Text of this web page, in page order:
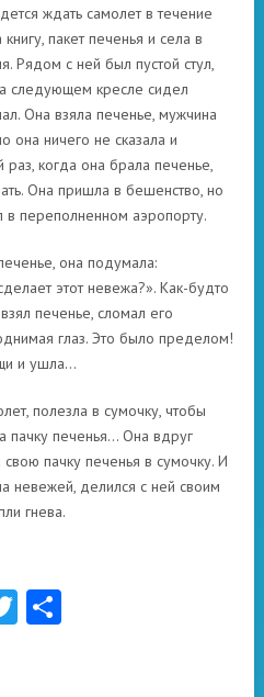
ждать самолет в течение
пакет печенья и села в
Рядом с ней был пустой стул,
следующем кресле сидел
Она взяла печенье, мужчина
она ничего не сказала и
когда она брала печенье,
Она пришла в бешенство, но
в переполненном аэропорту.
она подумала:
этот невежа?». Как-будто
печенье, сломал его
глаз. Это было пределом!
и ушла…
полезла в сумочку, чтобы
пачку печенья… Она вдруг
пачку печенья в сумочку. И
невежей, делился с ней своим
гнева.
Twitter